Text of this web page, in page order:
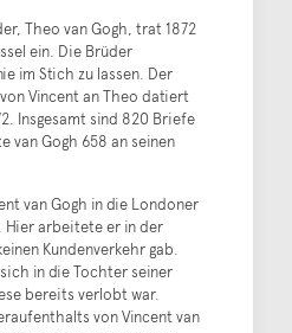
Theo van Gogh, trat 1872
ein. Die Brüder
im Stich zu lassen. Der
Vincent an Theo datiert
Insgesamt sind 820 Briefe
Gogh 658 an seinen
van Gogh in die Londoner
Hier arbeitete er in der
Kundenverkehr gab.
in die Tochter seiner
bereits verlobt war.
von Vincent van